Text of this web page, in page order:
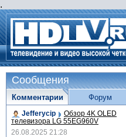
.
Сообщения
Комментарии
Jefferycip Обзор 4K OLED
телевизора LG 55EG960V
26.08.2025 21:28
Форум